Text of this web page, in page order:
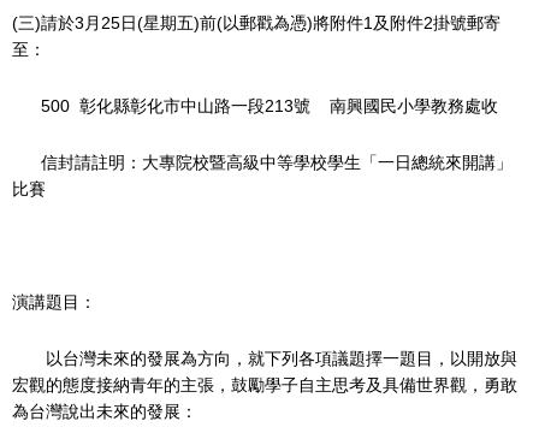
(三)請於3月25日(星期五)前(以郵戳為憑)將附件1及附件2掛號郵寄
至：
500 彰化縣彰化市中山路一段213號 南興國民小學教務處收
信封請註明：大專院校暨高級中等學校學生「一日總統來開講」
比賽
演講題目：
以台灣未來的發展為方向，就下列各項議題擇一題目，以開放與
宏觀的態度接納青年的主張，鼓勵學子自主思考及具備世界觀，勇敢
為台灣說出未來的發展：